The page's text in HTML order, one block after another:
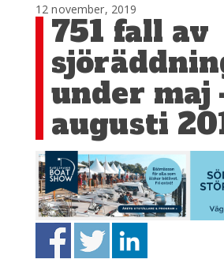
12 november, 2019
751 fall av
under maj
augusti